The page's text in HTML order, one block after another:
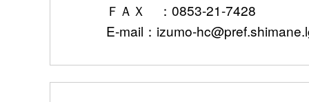
ＦＡＸ ：0853-21-7428
E-mail：izumo-